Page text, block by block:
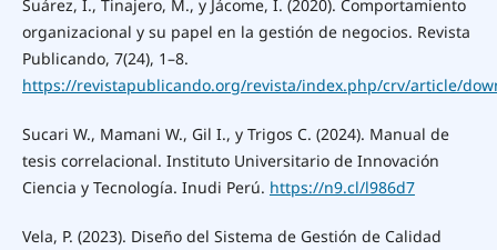
Suárez, I., Tinajero, M., y Jácome, I. (2020). Comportamiento
organizacional y su papel en la gestión de negocios. Revista
Publicando, 7(24), 1–8.
https://revistapublicando.org/revista/index.php/crv/article/
Sucari W., Mamani W., Gil I., y Trigos C. (2024). Manual de
tesis correlacional. Instituto Universitario de Innovación
Ciencia y Tecnología. Inudi Perú. https://n9.cl/l986d7
Vela, P. (2023). Diseño del Sistema de Gestión de Calidad